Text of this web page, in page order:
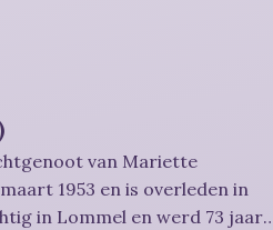
van Mariette
1953 en is overleden in
in Lommel en werd 73 jaar.